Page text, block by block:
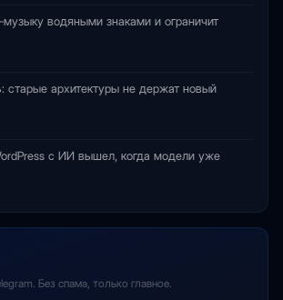
водяными знаками и ограничит
старые архитектуры не держат новый
с ИИ вышел, когда модели уже
Без спама, только главное.